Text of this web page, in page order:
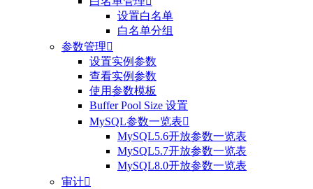
设置白名单
白名单分组
参数管理
设置实例参数
查看实例参数
使用参数模板
Buffer Pool Size 设置
MySQL参数一览表
MySQL5.6开放参数一览表
MySQL5.7开放参数一览表
MySQL8.0开放参数一览表
审计